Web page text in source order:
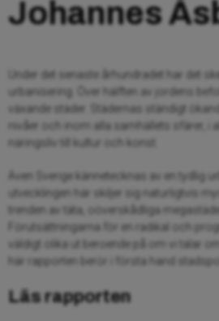
Johannes
Under det senaste århundradet har det
urbanisering. Över hälften av jordens
växande städer. Städernas ständigt
nivåer och inom alla samhällets sfärer, i
näringsliv till kultur och konst.
Även Sverige kännetecknas av en tydlig
utvecklingen här skiljer sig naturligtvis
trenden av täta, oöverskådliga
Förutsättningarna för en radikal och
väldigt olika ut beroende på om vi talar
här rapporten berör i första hand
Läs rapporten